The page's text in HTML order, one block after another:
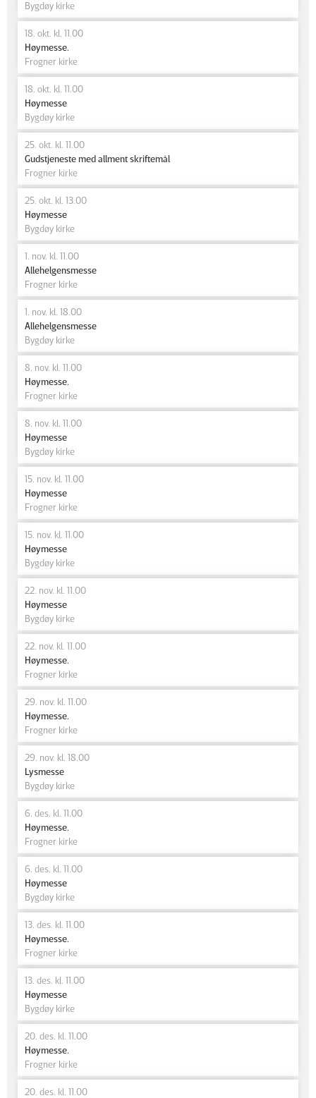
Bygdøy kirke
18. okt. kl. 11.00
Høymesse.
Frogner kirke
18. okt. kl. 11.00
Høymesse
Bygdøy kirke
25. okt. kl. 11.00
Gudstjeneste med allment skriftemål
Frogner kirke
25. okt. kl. 13.00
Høymesse
Bygdøy kirke
1. nov. kl. 11.00
Allehelgensmesse
Frogner kirke
1. nov. kl. 18.00
Allehelgensmesse
Bygdøy kirke
8. nov. kl. 11.00
Høymesse.
Frogner kirke
8. nov. kl. 11.00
Høymesse
Bygdøy kirke
15. nov. kl. 11.00
Høymesse
Frogner kirke
15. nov. kl. 11.00
Høymesse
Bygdøy kirke
22. nov. kl. 11.00
Høymesse
Bygdøy kirke
22. nov. kl. 11.00
Høymesse.
Frogner kirke
29. nov. kl. 11.00
Høymesse.
Frogner kirke
29. nov. kl. 18.00
Lysmesse
Bygdøy kirke
6. des. kl. 11.00
Høymesse.
Frogner kirke
6. des. kl. 11.00
Høymesse
Bygdøy kirke
13. des. kl. 11.00
Høymesse.
Frogner kirke
13. des. kl. 11.00
Høymesse
Bygdøy kirke
20. des. kl. 11.00
Høymesse.
Frogner kirke
20. des. kl. 11.00